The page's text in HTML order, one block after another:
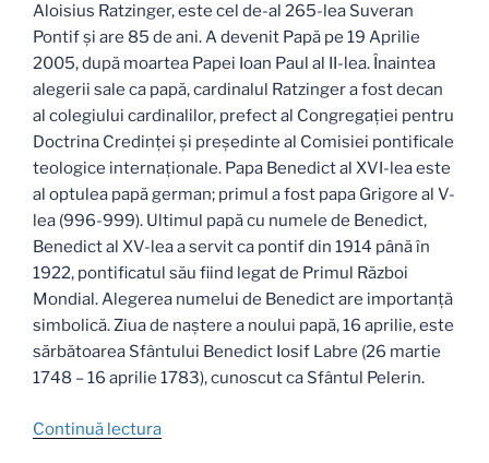
Aloisius Ratzinger, este cel de-al 265-lea Suveran
Pontif şi are 85 de ani. A devenit Papă pe 19 Aprilie
2005, după moartea Papei Ioan Paul al II-lea. Înaintea
alegerii sale ca papă, cardinalul Ratzinger a fost decan
al colegiului cardinalilor, prefect al Congregației pentru
Doctrina Credinței și președinte al Comisiei pontificale
teologice internaționale. Papa Benedict al XVI-lea este
al optulea papă german; primul a fost papa Grigore al V-
lea (996-999). Ultimul papă cu numele de Benedict,
Benedict al XV-lea a servit ca pontif din 1914 până în
1922, pontificatul său fiind legat de Primul Război
Mondial. Alegerea numelui de Benedict are importanță
simbolică. Ziua de naștere a noului papă, 16 aprilie, este
sărbătoarea Sfântului Benedict Iosif Labre (26 martie
1748 – 16 aprilie 1783), cunoscut ca Sfântul Pelerin.
Continuă lectura„Mulţumim